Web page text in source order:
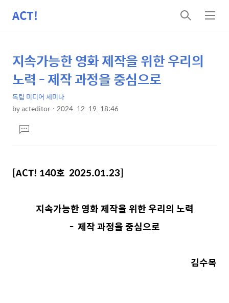
ACT!
검
색
메
뉴
상
세
컨
텐
본
제
목
지속가능한 영화 제작을 위한 우리의
노력 - 제작 과정을 중심으로
독립 미디어 세미나
byacteditor 2024. 12. 19. 18:46
문댓
글
[ACT! 140호 2025.01.23]
지속가능한 영화 제작을 위한 우리의 노력
- 제작 과정을 중심으로
김수목